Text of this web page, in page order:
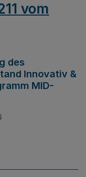
vom
des
Innovativ &
MID-